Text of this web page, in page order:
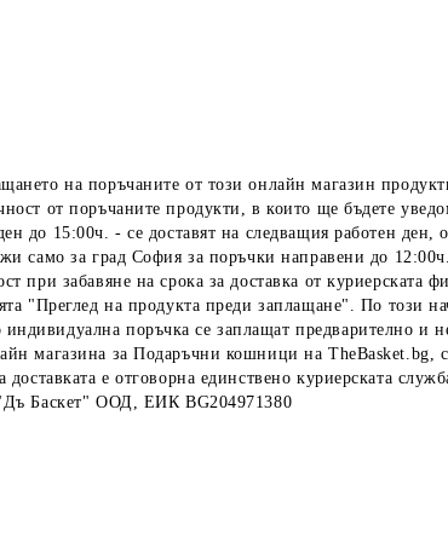
на поръчаните от този онлайн магазин
от поръчаните продукти, в които ще бъдете
до 15:00ч. - се доставят на следващия работен ден,
само за град София за поръчки направени до
при забавяне на срока за доставка от куриерската
"Преглед на продукта преди заплащане". По този
поръчка се заплащат предварително и
магазина за Подаръчни кошници на TheBasket.bg,
доставката е отговорна единствено куриерската
Баскет" ООД, ЕИК BG204971380